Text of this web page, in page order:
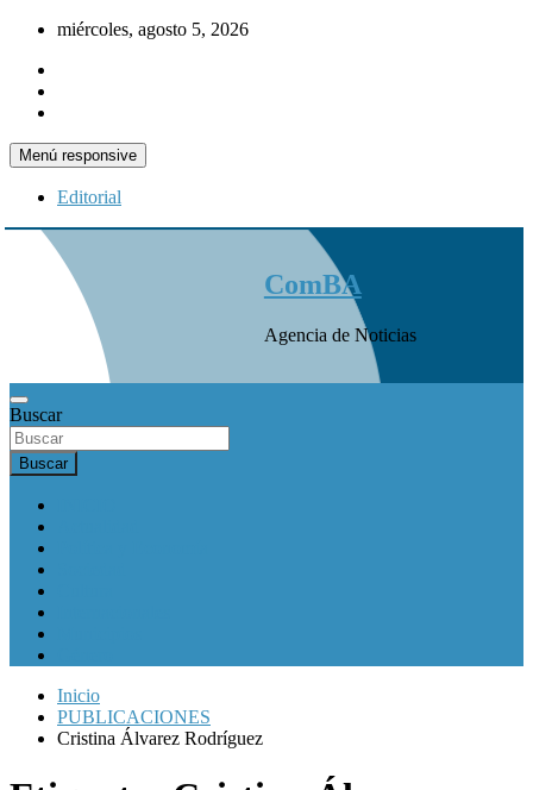
Saltar
contenido
miércoles, agosto 5, 2026
Menú responsive
Editorial
ComBA
Agencia de Noticias
Buscar
Buscar
Inicio
PUBLICACIONES
Cristina Álvarez Rodríguez